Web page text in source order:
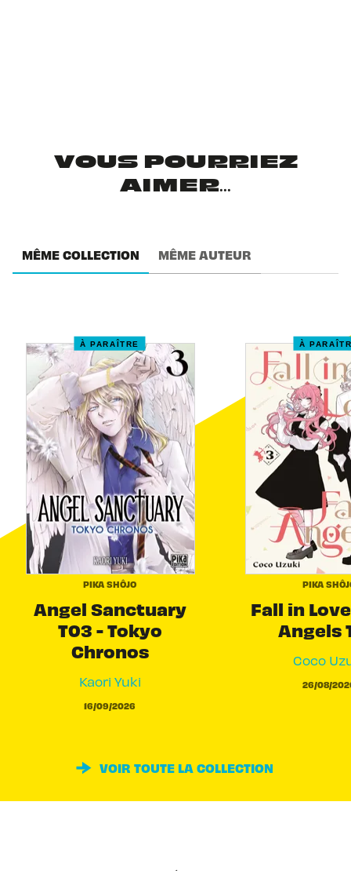
VOUS POURRIEZ
AIMER...
MÊME COLLECTION MÊME AUTEUR
À PARAÎTRE
PIKA SHÔJO
Angel Sanctuary
T03 - Tokyo
Chronos
Kaori Yuki
16/09/2026
À
PIKA
Fall in
Angels
Coco
26/08/
VOIR TOUTE LA COLLECTION